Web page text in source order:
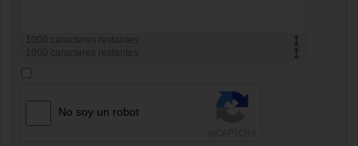
caracteres restantes
caracteres restantes
No soy un robot